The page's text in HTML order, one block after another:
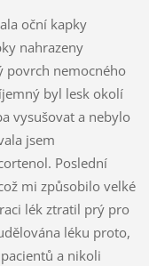
oční kapky
nahrazeny
povrch nemocného
byl lesk okolí
vysušovat a nebylo
jsem
Poslední
mi způsobilo velké
lék ztratil prý pro
léku proto,
a nikoli